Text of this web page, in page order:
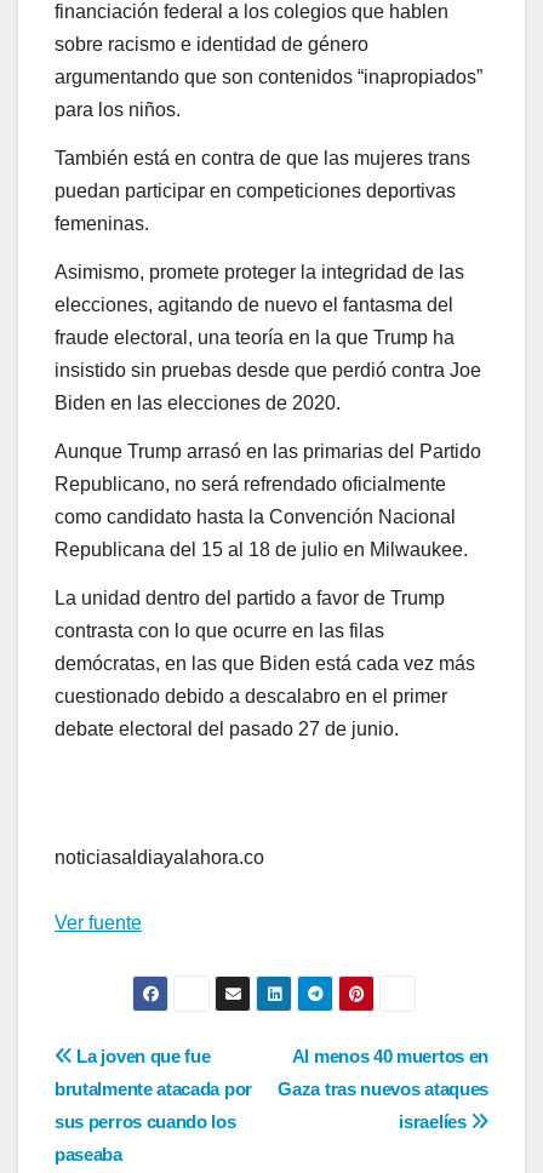
financiación federal a los colegios que hablen
sobre racismo e identidad de género
argumentando que son contenidos “inapropiados”
para los niños.
También está en contra de que las mujeres trans
puedan participar en competiciones deportivas
femeninas.
Asimismo, promete proteger la integridad de las
elecciones, agitando de nuevo el fantasma del
fraude electoral, una teoría en la que Trump ha
insistido sin pruebas desde que perdió contra Joe
Biden en las elecciones de 2020.
Aunque Trump arrasó en las primarias del Partido
Republicano, no será refrendado oficialmente
como candidato hasta la Convención Nacional
Republicana del 15 al 18 de julio en Milwaukee.
La unidad dentro del partido a favor de Trump
contrasta con lo que ocurre en las filas
demócratas, en las que Biden está cada vez más
cuestionado debido a descalabro en el primer
debate electoral del pasado 27 de junio.
noticiasaldiayalahora.co
Ver fuente
Navegación
de
entradas
Al menos 40 muertos en
Gaza tras nuevos ataques
israelíes
La joven que fue
brutalmente atacada por
sus perros cuando los
paseaba